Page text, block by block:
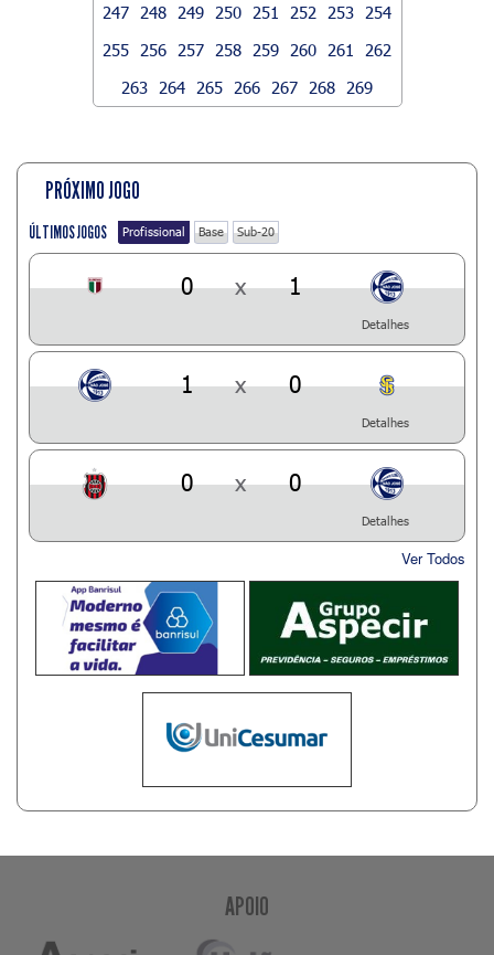
247
248 249 250 251 252 253
254
255
256 257 258 259 260 261
262
263
264 265 266 267 268 269
PRÓXIMO JOGO
ÚLTIMOS JOGOS Profissional Base Sub-20
0 x 1
Detalhes
1 x 0
Detalhes
0 x 0
Detalhes
Ver Todos
APOIO